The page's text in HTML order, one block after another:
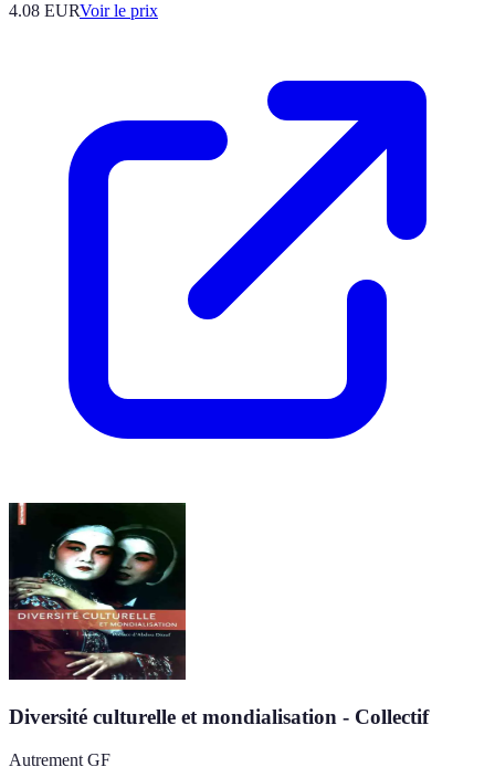
4.08 EURVoir le prix
Diversité culturelle et mondialisation - Collectif
Autrement GF